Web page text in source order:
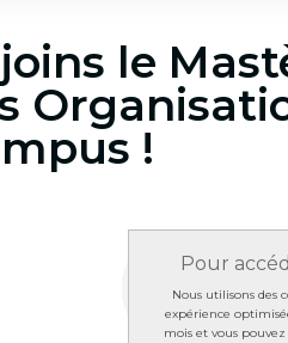
le
!
Pour
Nous utilisons des
expérience
mois et vous